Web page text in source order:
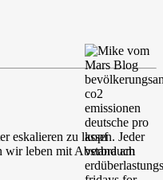
eskalieren zu lassen. Jeder
wir leben mit Abstand am